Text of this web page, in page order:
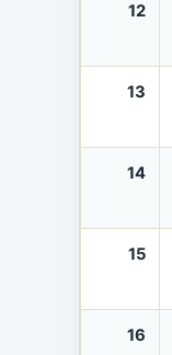
12
13
14
15
16